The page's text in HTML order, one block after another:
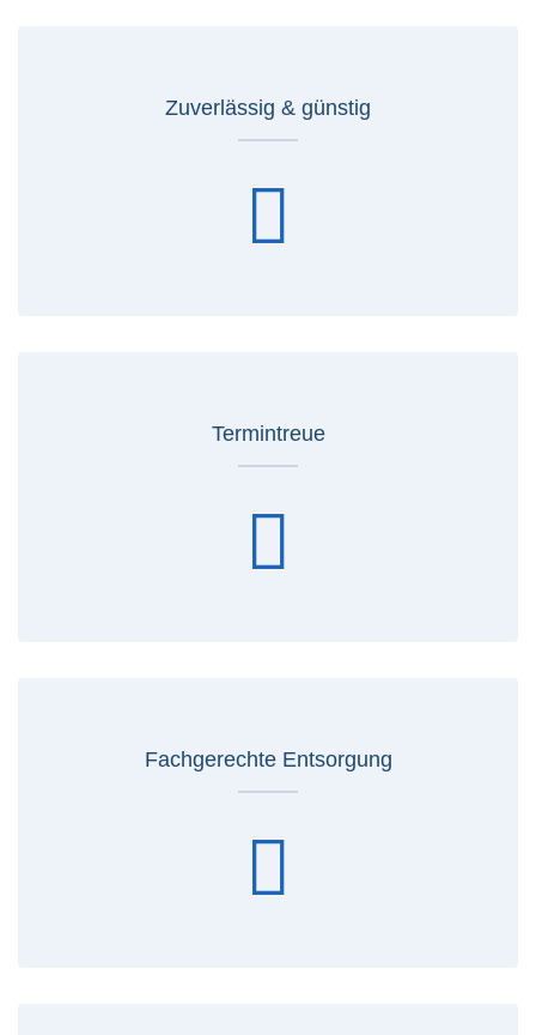
Zuverlässig & günstig
Termintreue
Fachgerechte Entsorgung